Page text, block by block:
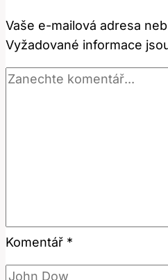
Vaše e-mailová adresa
Vyžadované informace
Komentář *